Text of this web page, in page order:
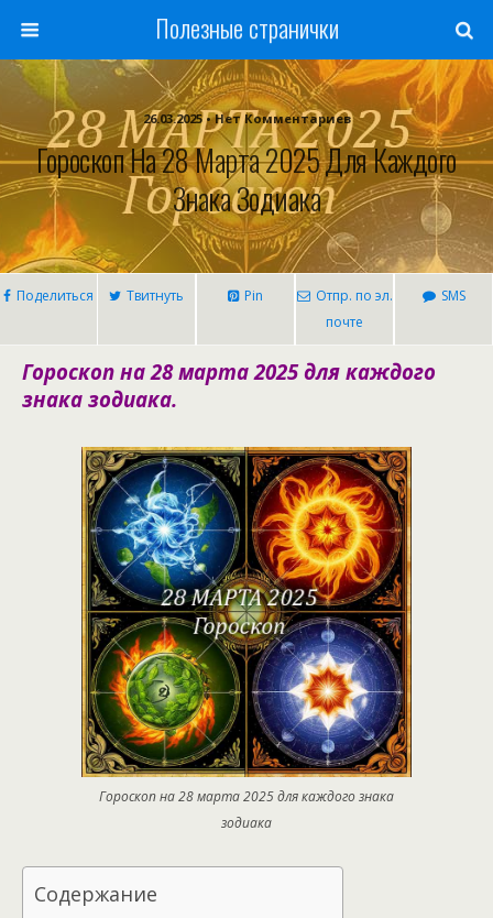
Полезные странички
26.03.2025 • Нет Комментариев
Гороскоп На 28 Марта 2025 Для Каждого
Знака Зодиака
Поделиться Твитнуть Pin
Отпр. по эл.
почте
SMS
Гороскоп на 28 марта 2025 для каждого
знака зодиака.
Гороскоп на 28 марта 2025 для каждого знака
зодиака
Содержание